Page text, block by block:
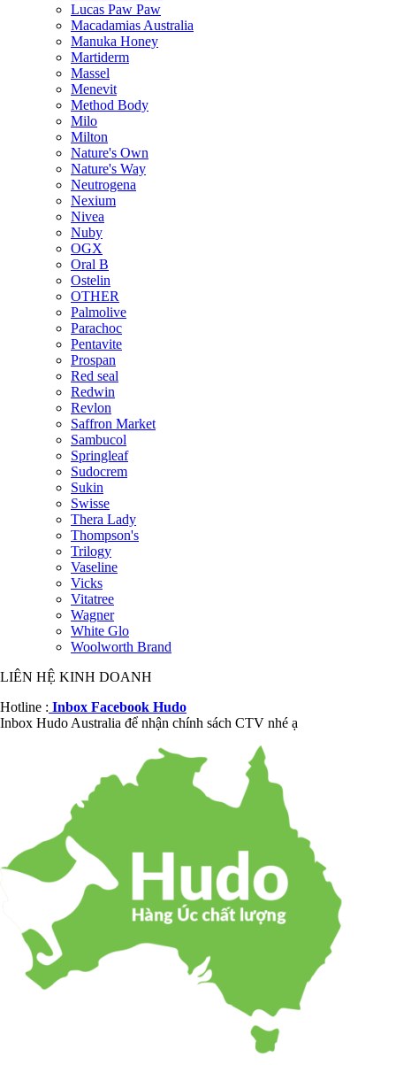
Lucas Paw Paw
Macadamias Australia
Manuka Honey
Martiderm
Massel
Menevit
Method Body
Milo
Milton
Nature's Own
Nature's Way
Neutrogena
Nexium
Nivea
Nuby
OGX
Oral B
Ostelin
OTHER
Palmolive
Parachoc
Pentavite
Prospan
Red seal
Redwin
Revlon
Saffron Market
Sambucol
Springleaf
Sudocrem
Sukin
Swisse
Thera Lady
Thompson's
Trilogy
Vaseline
Vicks
Vitatree
Wagner
White Glo
Woolworth Brand
LIÊN HỆ KINH DOANH
Hotline : Inbox Facebook Hudo
Inbox Hudo Australia để nhận chính sách CTV nhé ạ